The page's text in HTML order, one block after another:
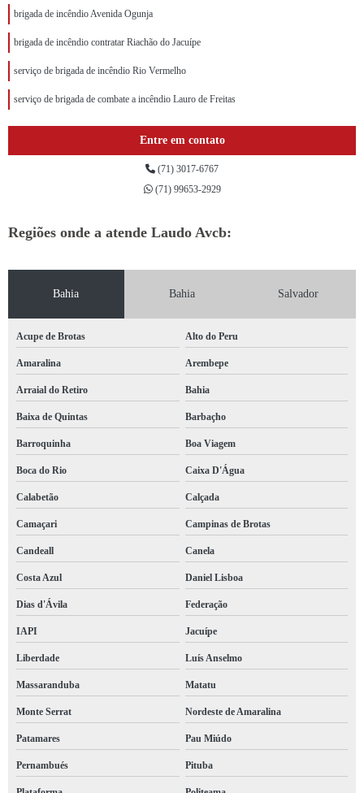
brigada de incêndio Avenida Ogunja
brigada de incêndio contratar Riachão do Jacuípe
serviço de brigada de incêndio Rio Vermelho
serviço de brigada de combate a incêndio Lauro de Freitas
Entre em contato
(71) 3017-6767
(71) 99653-2929
Regiões onde a atende Laudo Avcb:
Bahia Bahia Salvador
Acupe de Brotas Alto do Peru
Amaralina Arembepe
Arraial do Retiro Bahia
Baixa de Quintas Barbaçho
Barroquinha Boa Viagem
Boca do Rio Caixa D'Água
Calabetão Calçada
Camaçari Campinas de Brotas
Candeall Canela
Costa Azul Daniel Lisboa
Dias d'Ávila Federação
IAPI Jacuípe
Liberdade Luís Anselmo
Massaranduba Matatu
Monte Serrat Nordeste de Amaralina
Patamares Pau Miúdo
Pernambués Pituba